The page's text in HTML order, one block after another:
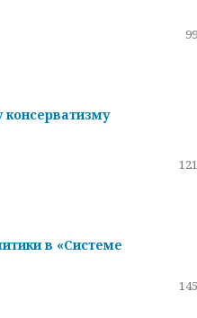
консерватизму
в «Системе